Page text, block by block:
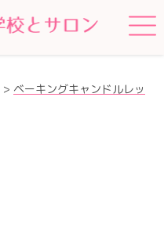
> ベーキングキャンドルレッ